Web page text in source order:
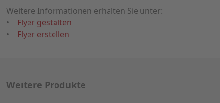
Weitere Informationen erhalten Sie unter:
• Flyer gestalten
• Flyer erstellen
Weitere Produkte